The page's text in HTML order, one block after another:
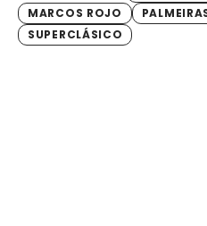
MARCOS ROJO
SUPERCLÁSICO